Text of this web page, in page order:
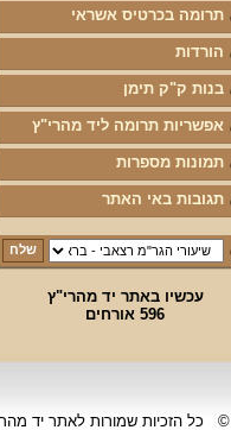
תרומה בכרטיס אשראי
הורדות
בנות ק"ק תימן
אפשריות תרומה ליד מהרי"ץ
תמונות מספרות
תגובות באי האתר
עכשיו באתר יד מהרי"ץ
596 אורחים
©
כל הזכיות שמורות לאתר יד